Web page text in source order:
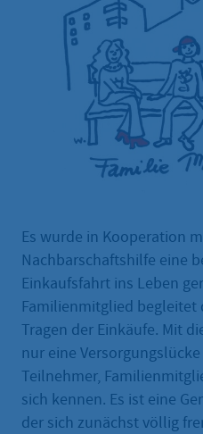
Es wurde in Kooperation
Nachbarschaftshilfe eine
Einkaufsfahrt ins Leben
Familienmitglied
Tragen der Einkäufe. Mit
nur eine
Teilnehmer,
sich kennen. Es ist eine
der sich zunächst völlig